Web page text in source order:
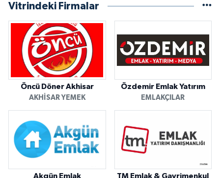
Vitrindeki Firmalar
Öncü Döner Akhisar
AKHISAR YEMEK
Özdemir Emlak Yatırım
EMLAKÇILAR
Akgün Emlak TM Emlak & Gayrimenkul